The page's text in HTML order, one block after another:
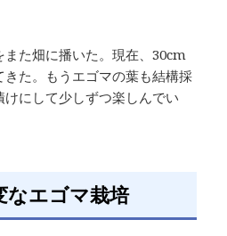
た畑に播いた。現在、30cm
きた。もうエゴマの葉も結構採
にして少しずつ楽しんでい
なエゴマ栽培